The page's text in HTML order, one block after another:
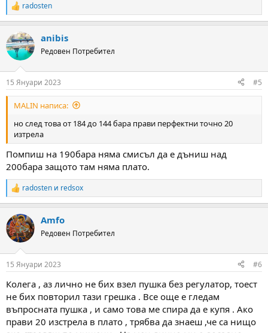
R
e
c
t
i
s
:
radosten
anibis
Редовен Потребител
15 Януари 2023 #5
MALIN написа:
но след това от 184 до 144 бара прави перфектни точно 20
изтрела
Помпиш на 190бара няма смисъл да е дъниш над
200бара защото там няма плато.
R
e
c
t
i
s
radosten и redsox
Amfo
Редовен Потребител
15 Януари 2023 #6
Колега , аз лично не бих взел пушка без регулатор, тоест
не бих повторил тази грешка . Все още е гледам
въпросната пушка , и само това ме спира да е купя . Ако
прави 20 изстрела в плато , трябва да знаеш ,че са нищо